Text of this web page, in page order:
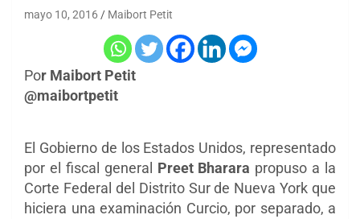
mayo 10, 2016 Maibort Petit
Por Maibort Petit
@maibortpetit
El Gobierno de los Estados Unidos, representado
por el fiscal general Preet Bharara propuso a la
Corte Federal del Distrito Sur de Nueva York que
hiciera una examinación Curcio, por separado, a